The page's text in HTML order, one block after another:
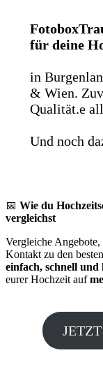
für deine
in
& Wien.
Qualität.e
Und noch
📅 Wie du
vergleichst
Vergleiche
Kontakt zu den
einfach, schnell und
eurer Hochzeit auf